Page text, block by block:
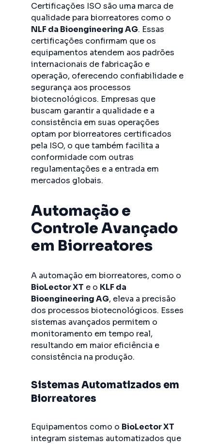
Certificações ISO são uma marca de
qualidade para biorreatores como o
NLF da Bioengineering AG. Essas
certificações confirmam que os
equipamentos atendem aos padrões
internacionais de fabricação e
operação, oferecendo confiabilidade e
segurança aos processos
biotecnológicos. Empresas que
buscam garantir a qualidade e a
consistência em suas operações
optam por biorreatores certificados
pela ISO, o que também facilita a
conformidade com outras
regulamentações e a entrada em
mercados globais.
Automação e
Controle Avançado
em Biorreatores
A automação em biorreatores, como o
BioLector XT e o KLF da
Bioengineering AG, eleva a precisão
dos processos biotecnológicos. Esses
sistemas avançados permitem o
monitoramento em tempo real,
resultando em maior eficiência e
consistência na produção.
Sistemas Automatizados em
Biorreatores
Equipamentos como o BioLector XT
integram sistemas automatizados que